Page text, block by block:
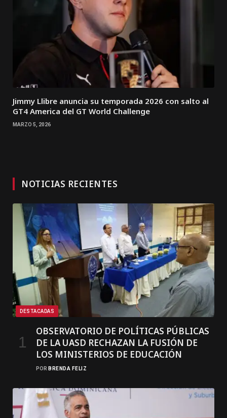
Jimmy Llibre anuncia su temporada 2026 con salto al
GT4 America del GT World Challenge
MARZO 5, 2026
NOTICIAS RECIENTES
DESTACADAS
OBSERVATORIO DE POLÍTICAS PÚBLICAS
DE LA UASD RECHAZAN LA FUSIÓN DE
LOS MINISTERIOS DE EDUCACIÓN
POR BRENDA FELIZ